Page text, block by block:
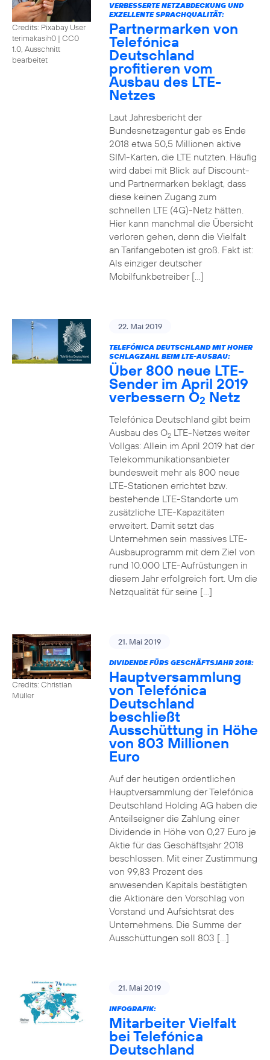
Credits: Pixabay User
terimakasih0 | CC0
1.0, Ausschnitt
bearbeitet
VERBESSERTE NETZABDECKUNG UND
EXZELLENTE SPRACHQUALITÄT:
Partnermarken von
Telefónica
Deutschland
profitieren vom
Ausbau des LTE-
Netzes
Laut Jahresbericht der
Bundesnetzagentur gab es Ende
2018 etwa 50,5 Millionen aktive
SIM-Karten, die LTE nutzten. Häufig
wird dabei mit Blick auf Discount-
und Partnermarken beklagt, dass
diese keinen Zugang zum
schnellen LTE (4G)-Netz hätten.
Hier kann manchmal die Übersicht
verloren gehen, denn die Vielfalt
an Tarifangeboten ist groß. Fakt ist:
Als einziger deutscher
Mobilfunkbetreiber […]
22. Mai 2019
TELEFÓNICA DEUTSCHLAND MIT HOHER
SCHLAGZAHL BEIM LTE-AUSBAU:
Über 800 neue LTE-
Sender im April 2019
verbessern O2 Netz
Telefónica Deutschland gibt beim
Ausbau des O2LTE-Netzes weiter
Vollgas: Allein im April 2019 hat der
Telekommunikationsanbieter
bundesweit mehr als 800 neue
LTE-Stationen errichtet bzw.
bestehende LTE-Standorte um
zusätzliche LTE-Kapazitäten
erweitert. Damit setzt das
Unternehmen sein massives LTE-
Ausbauprogramm mit dem Ziel von
rund 10.000 LTE-Aufrüstungen in
diesem Jahr erfolgreich fort. Um die
Netzqualität für seine […]
Credits: Christian
Müller
21. Mai 2019
DIVIDENDE FÜRS GESCHÄFTSJAHR 2018:
Hauptversammlung
von Telefónica
Deutschland
beschließt
Ausschüttung in Höhe
von 803 Millionen
Euro
Auf der heutigen ordentlichen
Hauptversammlung der Telefónica
Deutschland Holding AG haben die
Anteilseigner die Zahlung einer
Dividende in Höhe von 0,27 Euro je
Aktie für das Geschäftsjahr 2018
beschlossen. Mit einer Zustimmung
von 99,83 Prozent des
anwesenden Kapitals bestätigten
die Aktionäre den Vorschlag von
Vorstand und Aufsichtsrat des
Unternehmens. Die Summe der
Ausschüttungen soll 803 […]
21. Mai 2019
INFOGRAFIK:
Mitarbeiter Vielfalt
bei Telefónica
Deutschland